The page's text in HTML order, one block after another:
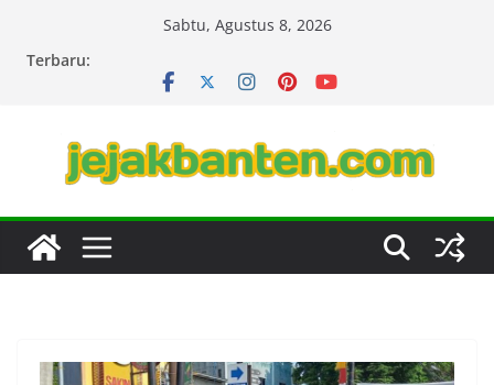
Sabtu, Agustus 8, 2026
Terbaru: